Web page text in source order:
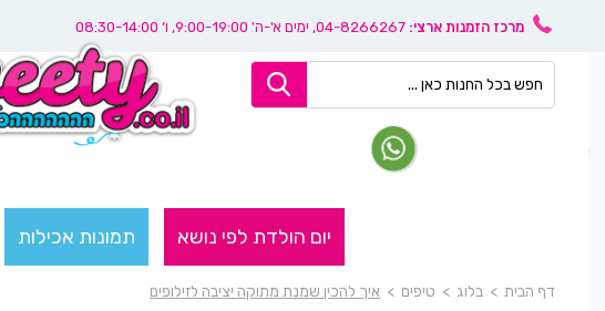
מרכז הזמנות ארצי: 04-8266267, ימים א'-ה' 9:00-19:00, ו’ 08:30-14:00
יום הולדת לפי נושא תמונות אכילות
דף הבית > בלוג > טיפים > איך להכין שמנת מתוקה יציבה לזילופים